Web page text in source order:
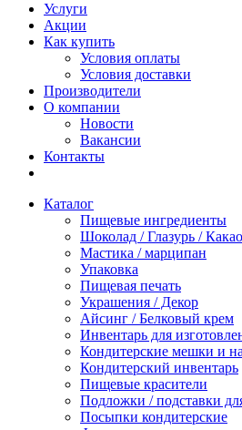
Услуги
Акции
Как купить
Условия оплаты
Условия доставки
Производители
О компании
Новости
Вакансии
Контакты
Каталог
Пищевые ингредиенты
Шоколад / Глазурь / Какао
Мастика / марципан
Упаковка
Пищевая печать
Украшения / Декор
Айсинг / Белковый крем
Инвентарь для
Кондитерские мешки и
Кондитерский инвентарь
Пищевые красители
Подложки / подставки
Посыпки кондитерские